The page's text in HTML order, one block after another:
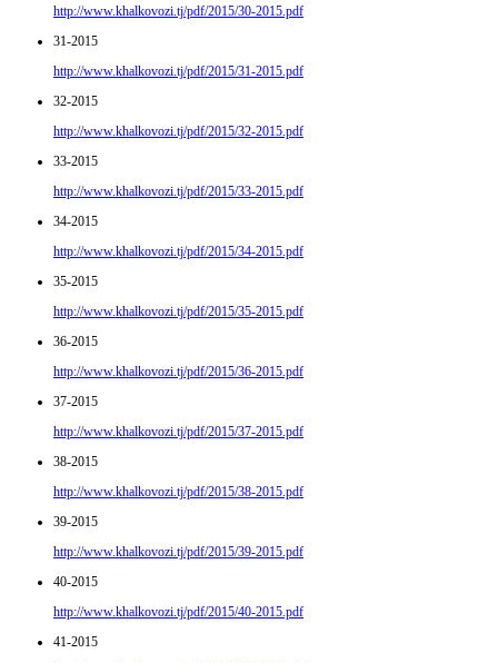
http://www.khalkovozi.tj/pdf/2015/30-2015.pdf
31-2015
http://www.khalkovozi.tj/pdf/2015/31-2015.pdf
32-2015
http://www.khalkovozi.tj/pdf/2015/32-2015.pdf
33-2015
http://www.khalkovozi.tj/pdf/2015/33-2015.pdf
34-2015
http://www.khalkovozi.tj/pdf/2015/34-2015.pdf
35-2015
http://www.khalkovozi.tj/pdf/2015/35-2015.pdf
36-2015
http://www.khalkovozi.tj/pdf/2015/36-2015.pdf
37-2015
http://www.khalkovozi.tj/pdf/2015/37-2015.pdf
38-2015
http://www.khalkovozi.tj/pdf/2015/38-2015.pdf
39-2015
http://www.khalkovozi.tj/pdf/2015/39-2015.pdf
40-2015
http://www.khalkovozi.tj/pdf/2015/40-2015.pdf
41-2015